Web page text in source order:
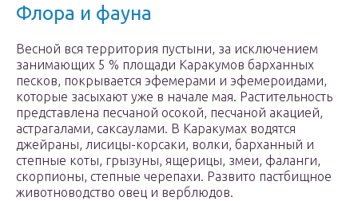
Флора и фауна
Весной вся территория пустыни, за исключением
занимающих 5 % площади Каракумов барханных
песков, покрывается эфемерами и эфемероидами,
которые засыхают уже в начале мая. Растительность
представлена песчаной осокой, песчаной акацией,
астрагалами, саксаулами. В Каракумах водятся
джейраны, лисицы-корсаки, волки, барханный и
степные коты, грызуны, ящерицы, змеи, фаланги,
скорпионы, степные черепахи. Развито пастбищное
животноводство овец и верблюдов.